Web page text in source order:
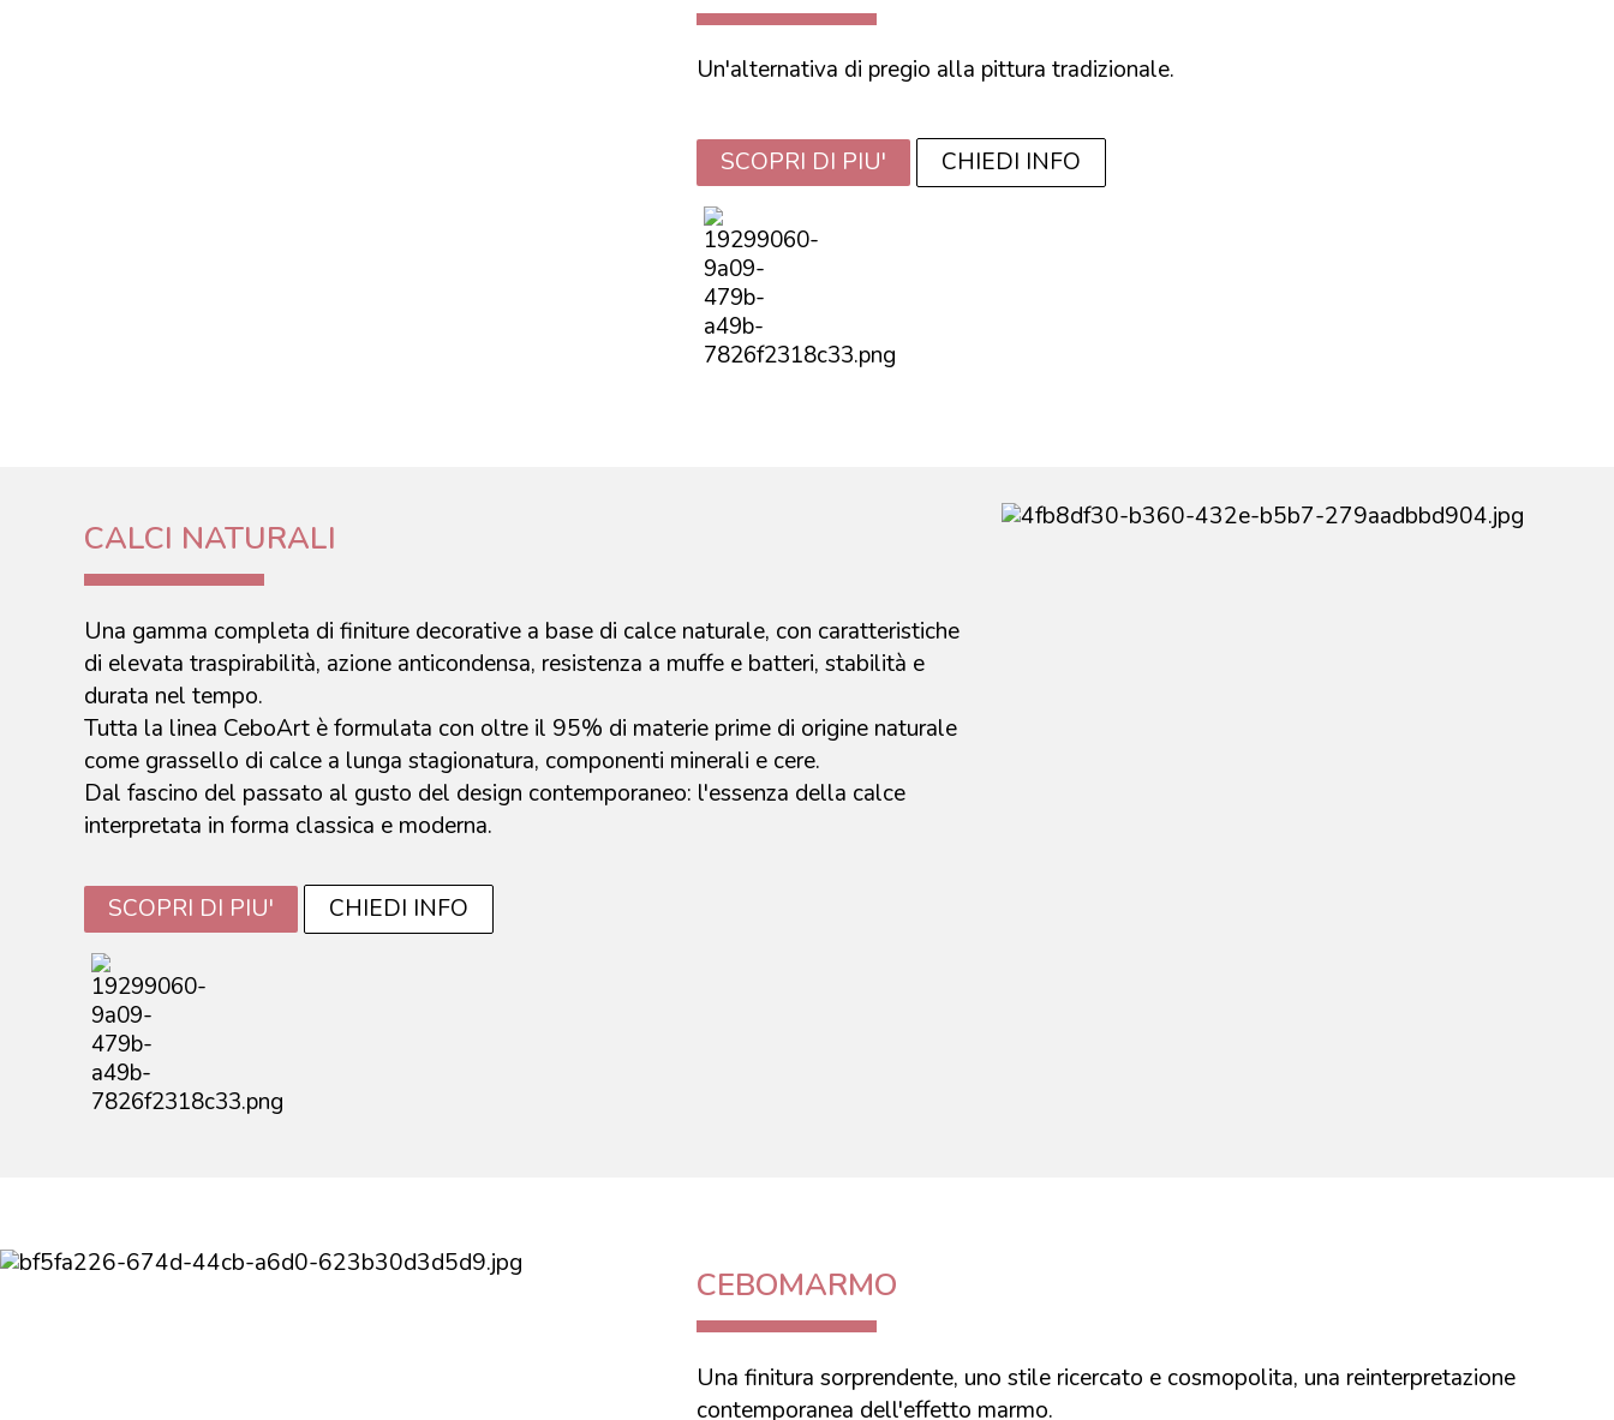
Un'alternativa di pregio alla pittura tradizionale.
SCOPRI DI PIU' CHIEDI INFO
CALCI NATURALI
Una gamma completa di finiture decorative a base di calce naturale, con caratteristiche
di elevata traspirabilità, azione anticondensa, resistenza a muffe e batteri, stabilità e
durata nel tempo.
Tutta la linea CeboArt è formulata con oltre il 95% di materie prime di origine naturale
come grassello di calce a lunga stagionatura, componenti minerali e cere.
Dal fascino del passato al gusto del design contemporaneo: l'essenza della calce
interpretata in forma classica e moderna.
SCOPRI DI PIU' CHIEDI INFO
CEBOMARMO
Una finitura sorprendente, uno stile ricercato e cosmopolita, una reinterpretazione
contemporanea dell'effetto marmo.